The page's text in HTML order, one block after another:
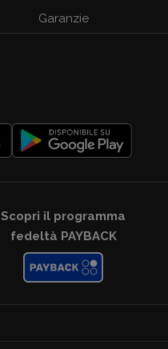
Garanzie
Scopri il programma
fedeltà PAYBACK